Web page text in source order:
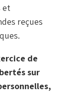
et
reçues
de
sur